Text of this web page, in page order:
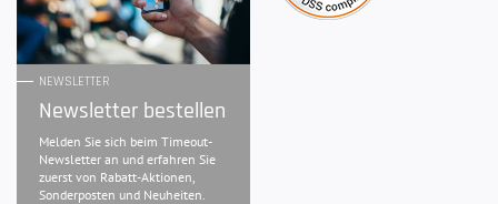
NEWSLETTER
Newsletter bestellen
Melden Sie sich beim Timeout-
Newsletter an und erfahren Sie
zuerst von Rabatt-Aktionen,
Sonderposten und Neuheiten.